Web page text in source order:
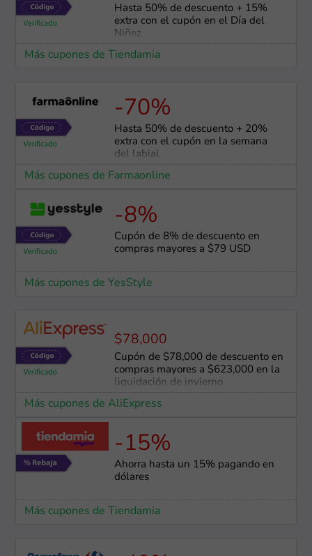
Hasta 50% de descuento + 15%
extra con el cupón en el Día del
Niñez
Más cupones de Tiendamia
-70%
Hasta 50% de descuento + 20%
extra con el cupón en la semana
del labial
Más cupones de Farmaonline
-8%
Cupón de 8% de descuento en
compras mayores a $79 USD
Más cupones de YesStyle
$78,000
Cupón de $78,000 de descuento en
compras mayores a $623,000 en la
liquidación de invierno
Más cupones de AliExpress
-15%
Ahorra hasta un 15% pagando en
dólares
Más cupones de Tiendamia